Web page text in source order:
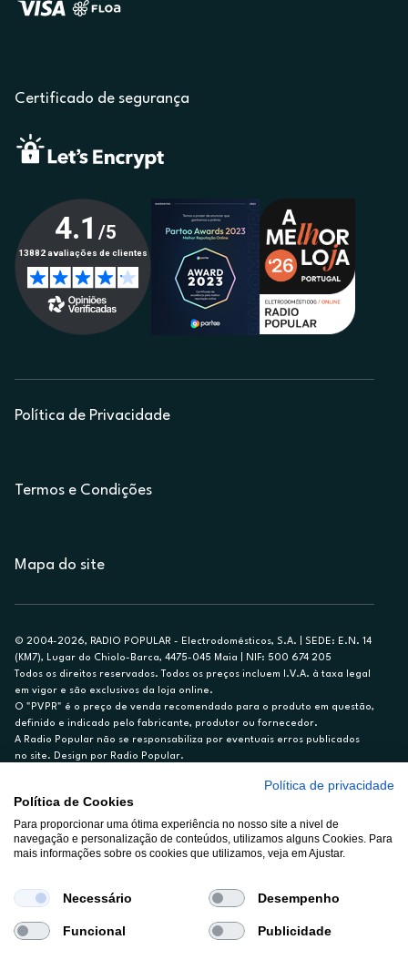
Certificado de segurança
Política de Privacidade
Termos e Condições
Mapa do site
© 2004-2026, RADIO POPULAR - Electrodomésticos, S.A. | SEDE: E.N. 14
(KM7), Lugar do Chiolo-Barca, 4475-045 Maia | NIF: 500 674 205
Todos os direitos reservados. Todos os preços incluem I.V.A. à taxa legal
em vigor e são exclusivos da loja online.
O "PVPR" é o preço de venda recomendado para o produto em questão,
definido e indicado pelo fabricante, produtor ou fornecedor.
A Radio Popular não se responsabiliza por eventuais erros publicados
no site. Design por Radio Popular.
Ex. para limite de crédito de €1.500, reembolsado em 12 meses, TAN
14,79%.
Crédito sujeito a aprovação pelo Cetelem, marca BNP Paribas Personal
Finance, S.A., Sucursal em Portugal. Informe-se no 21 721 90 00 (dias
A Rádio Popular – Eletrodomésticos S.A. (Registo BdP848) atua como
intermediário de crédito a título acessório e com exclusividade (registo
BdP 2314.)
Política de privacidade
Política de Cookies
Para proporcionar uma ótima experiência no nosso site a nivel de
navegação e personalização de conteúdos, utilizamos alguns Cookies. Para
mais informações sobre os cookies que utilizamos, veja em Ajustar.
Necessário Desempenho
Funcional Publicidade